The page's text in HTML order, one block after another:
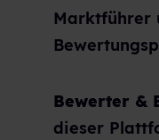
Marktführer
Bewerter &
dieser